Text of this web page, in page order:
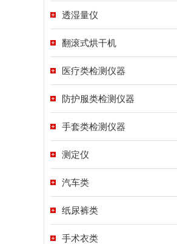
透湿量仪
翻滚式烘干机
医疗类检测仪器
防护服类检测仪器
手套类检测仪器
测定仪
汽车类
纸尿裤类
手术衣类